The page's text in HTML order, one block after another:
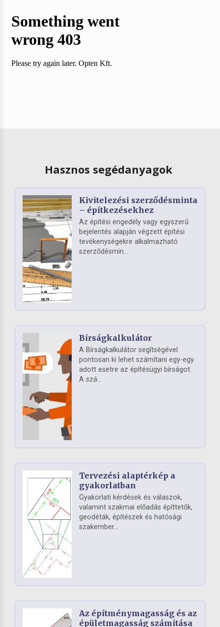
Hasznos segédanyagok
Kivitelezési szerződésminta
– építkezésekhez
Az építési engedély vagy egyszerű
bejelentés alapján végzett építési
tevékenységekre alkalmazható
szerződésmin...
Bírságkalkulátor
A Bírságkalkulátor segítségével
pontosan ki lehet számítani egy-egy
adott esetre az építésügyi bírságot.
A szá...
Tervezési alaptérkép a
gyakorlatban
Gyakorlati kérdések és válaszok,
valamint szakmai előadás építtetők,
geodéták, építészek és hatósági
szakember...
Az építménymagasság és az
épületmagasság számítása